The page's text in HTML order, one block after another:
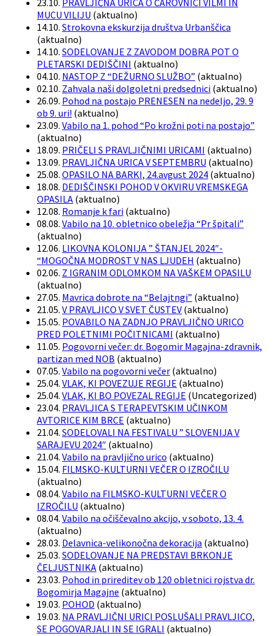
23.10. PRAVLJIČNA URICA O ČAROVNICI VILMI IN
MUCU VILIJU (aktualno)
14.10. Strokovna ekskurzija društva Urbanščica
(aktualno)
14.10. SODELOVANJE Z ZAVODOM DOBRA POT O
PLETARSKI DEDIŠČINI (aktualno)
04.10. NASTOP Z “DEŽURNO SLUŽBO” (aktualno)
02.10. Zahvala naši dolgoletni predsednici (aktualno)
26.09. Pohod na postajo PRENESEN na nedeljo, 29. 9
ob 9. uri! (aktualno)
23.09. Vabilo na 1. pohod “Po krožni poti na postajo”
(aktualno)
18.09. PRIČELI S PRAVLJIČNIMI URICAMI (aktualno)
13.09. PRAVLJIČNA URICA V SEPTEMBRU (aktualno)
25.08. OPASILO NA BARKI, 24.avgust 2024 (aktualno)
18.08. DEDIŠČINSKI POHOD V OKVIRU VREMSKEGA
OPASILA (aktualno)
12.08. Romanje k fari (aktualno)
08.08. Vabilo na 10. obletnico obeležja “Pr špitali”
(aktualno)
12.06. LIKOVNA KOLONIJA ” ŠTANJEL 2024″-
“MOGOČNA MODROST V NAS LJUDEH (aktualno)
02.06. Z IGRANIM ODLOMKOM NA VAŠKEM OPASILU
(aktualno)
27.05. Mavrica dobrote na “Belajtngi” (aktualno)
21.05. V PRAVLJICO V SVET ČUSTEV (aktualno)
15.05. POVABILO NA ZADNJO PRAVLJIČNO URICO
PRED POLETNIMI POČITNICAMI (aktualno)
11.05. Pogovorni večer: dr. Bogomir Magajna-zdravnik,
partizan med NOB (aktualno)
07.05. Vabilo na pogovorni večer (aktualno)
25.04. VLAK, KI POVEZUJE REGIJE (aktualno)
25.04. VLAK, KI BO POVEZAL REGIJE (Uncategorized)
23.04. PRAVLJICA S TERAPEVTSKIM UČINKOM
AVTORICE KIM BRCE (aktualno)
21.04. SODELOVALI NA FESTIVALU ” SLOVENIJA V
SARAJEVU 2024″ (aktualno)
21.04. Vabilo na pravljično urico (aktualno)
15.04. FILMSKO-KULTURNI VEČER O IZROČILU
(aktualno)
08.04. Vabilo na FILMSKO-KULTURNI VEČER O
IZROČILU (aktualno)
08.04. Vabilo na očiščevalno akcijo, v soboto, 13. 4.
(aktualno)
28.03. Delavnica-velikonočna dekoracija (aktualno)
25.03. SODELOVANJE NA PREDSTAVI BRKONJE
ČELJUSTNIKA (aktualno)
23.03. Pohod in prireditev ob 120 obletnici rojstva dr.
Bogomirja Magajne (aktualno)
19.03. POHOD (aktualno)
19.03. NA PRAVLJIČNI URICI POSLUŠALI PRAVLJICO,
SE POGOVARJALI IN SE IGRALI (aktualno)